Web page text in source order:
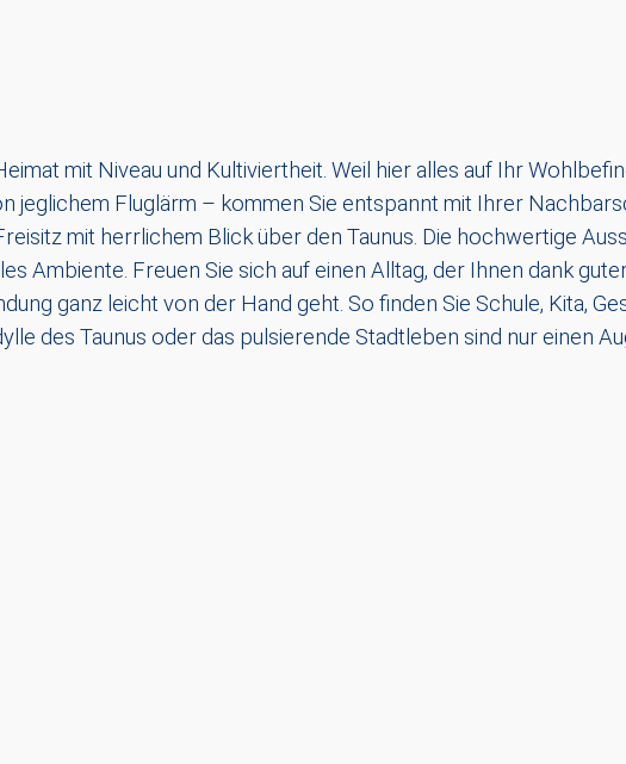
mit Niveau und Kultiviertheit. Weil hier alles auf Ihr
jeglichem Fluglärm – kommen Sie entspannt mit Ihrer
mit herrlichem Blick über den Taunus. Die hochwertige
Ambiente. Freuen Sie sich auf einen Alltag, der Ihnen dank
ganz leicht von der Hand geht. So finden Sie Schule, Kita,
des Taunus oder das pulsierende Stadtleben sind nur einen